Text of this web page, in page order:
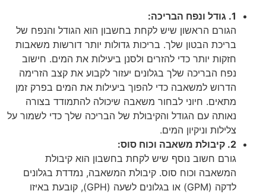
1. גודל ונפח הבריכה:
הגורם הראשון שיש לקחת בחשבון הוא הגודל והנפח של
בריכת הבטון שלך. בריכות גדולות יותר דורשות משאבות
חזקות יותר כדי להזרים ולסנן ביעילות את המים. חישוב
נפח הבריכה שלך בגלונים יעזור לקבוע את קצב הזרימה
הדרוש למשאבה כדי להפוך ביעילות את המים בפרק זמן
מתאים. חיוני לבחור משאבה שיכולה להתמודד בצורה
נאותה עם הגודל והקיבולת של הבריכה שלך כדי לשמור על
צלילות וניקיון המים.
2. קיבולת משאבה וכוח סוס:
גורם חשוב נוסף שיש לקחת בחשבון הוא קיבולת
המשאבה וכוח סוס. קיבולת המשאבה, נמדדת בגלונים
לדקה (GPM) או בגלונים לשעה (GPH), קובעת באיזו